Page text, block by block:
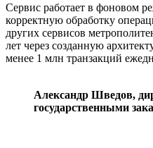
Сервис работает в фоновом
корректную обработку
других сервисов
лет через созданную
менее 1 млн транзакций
Александр Шведов,
государственными